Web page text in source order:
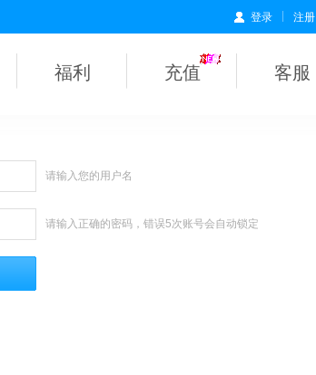
登录 注册
福利 充值 客服
请输入您的用户名
请输入正确的密码，错误5次账号会自动锁定